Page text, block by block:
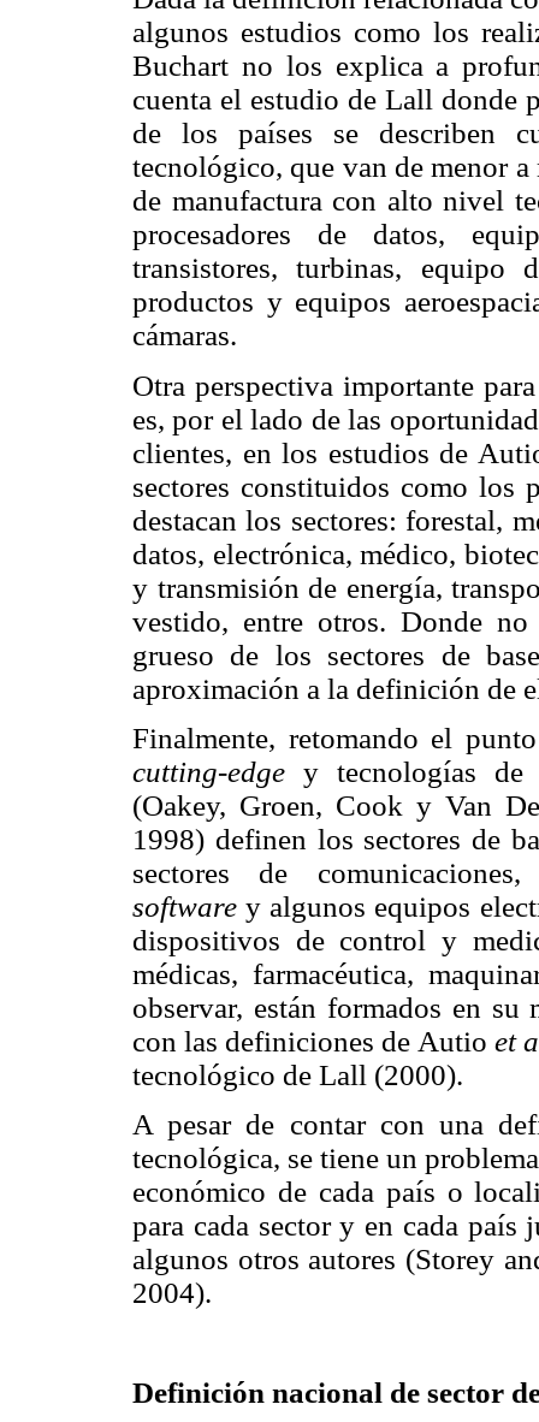
algunos estudios como los
Buchart no los explica a
cuenta el estudio de Lall donde
de los países se describen
tecnológico, que van de menor
de manufactura con alto nivel
procesadores de datos,
transistores, turbinas, equipo
productos y equipos
cámaras.
Otra perspectiva importante
es, por el lado de las
clientes, en los estudios de
sectores constituidos como los
destacan los sectores: forestal,
datos, electrónica, médico,
y transmisión de energía,
vestido, entre otros. Donde
grueso de los sectores de
aproximación a la definición de
Finalmente, retomando el
cutting-edge y tecnologías de
(Oakey, Groen, Cook y Van
1998) definen los sectores de
sectores de
software y algunos equipos
dispositivos de control y
médicas, farmacéutica,
observar, están formados en
con las definiciones de Autio et
tecnológico de Lall (2000).
A pesar de contar con una
tecnológica, se tiene un
económico de cada país o
para cada sector y en cada país
algunos otros autores (Storey
2004).
Definición nacional de sector